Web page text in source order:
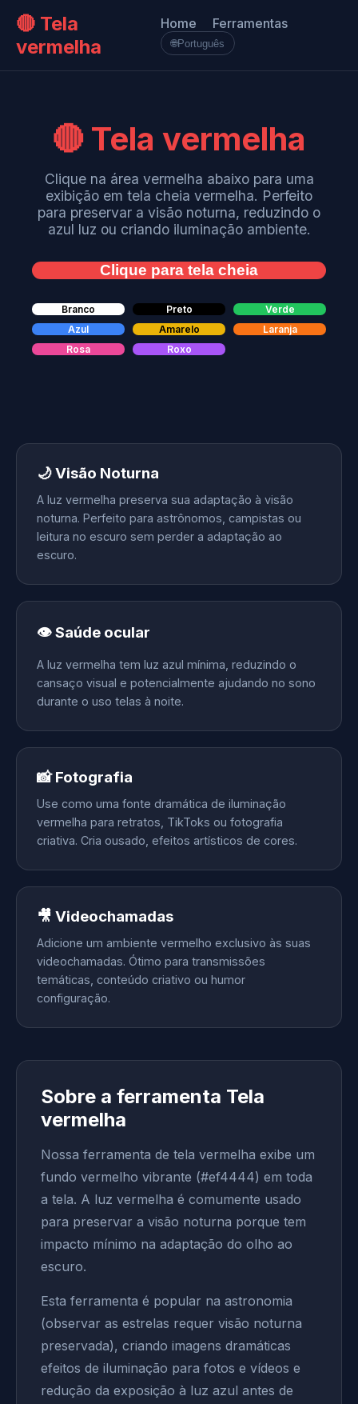
🔴 Tela
vermelha
Home Ferramentas
🌐Português
🔴 Tela vermelha
Clique na área vermelha abaixo para uma
exibição em tela cheia vermelha. Perfeito
para preservar a visão noturna, reduzindo o
azul luz ou criando iluminação ambiente.
Clique para tela cheia
Branco Preto
Verde
Azul
Amarelo
Laranja
Rosa
Roxo
🌙 Visão Noturna
A luz vermelha preserva sua adaptação à visão
noturna. Perfeito para astrônomos, campistas ou
leitura no escuro sem perder a adaptação ao
escuro.
👁️ Saúde ocular
A luz vermelha tem luz azul mínima, reduzindo o
cansaço visual e potencialmente ajudando no sono
durante o uso telas à noite.
📸 Fotografia
Use como uma fonte dramática de iluminação
vermelha para retratos, TikToks ou fotografia
criativa. Cria ousado, efeitos artísticos de cores.
🎥 Videochamadas
Adicione um ambiente vermelho exclusivo às suas
videochamadas. Ótimo para transmissões
temáticas, conteúdo criativo ou humor
configuração.
Sobre a ferramenta Tela
vermelha
Nossa ferramenta de tela vermelha exibe um
fundo vermelho vibrante (#ef4444) em toda
a tela. A luz vermelha é comumente usado
para preservar a visão noturna porque tem
impacto mínimo na adaptação do olho ao
escuro.
Esta ferramenta é popular na astronomia
(observar as estrelas requer visão noturna
preservada), criando imagens dramáticas
efeitos de iluminação para fotos e vídeos e
redução da exposição à luz azul antes de